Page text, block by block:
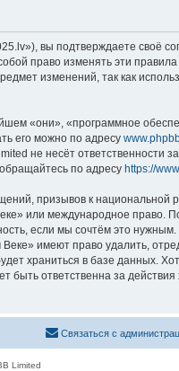
вы подтверждаете своё
право изменять эти
изменений, так как
«они», «программное
его можно по адресу
не несёт ответственности
по адресу https://
призывов к национальной
или международное право.
если мы сочтём это
имеют право удалить,
храниться в базе данных.
ответственна за действия
Связаться с
Limited